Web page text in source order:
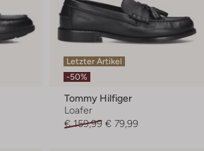
Letzter Artikel
-50%
Tommy Hilfiger
Loafer
€ 159,99 € 79,99